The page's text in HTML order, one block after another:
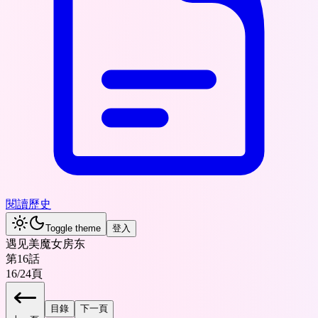
閱讀歷史
Toggle theme 登入
遇见美魔女房东
第16話
16/24頁
目錄 下一頁